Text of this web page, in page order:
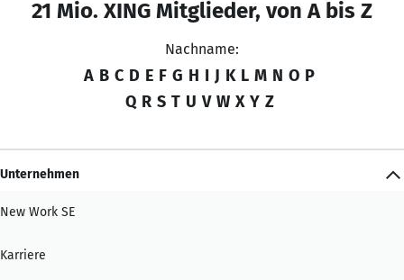
21 Mio. XING Mitglieder, von A bis Z
Nachname:
A B C D E F G H I J K L M N O P
Q R S T U V W X Y Z
Unternehmen
New Work SE
Karriere